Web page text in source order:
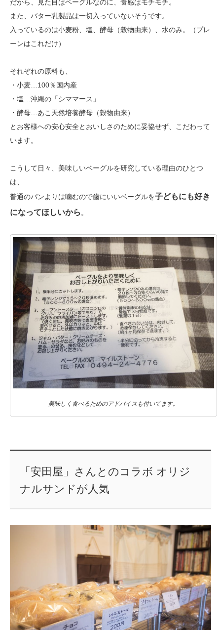
だから、見た目はベーグルなのに、食感はモチモチ。
また、バター乳製品は一切入っていないそうです。
入っているのは小麦粉、塩、酵母（穀物由来）、水のみ。（プレ
ーンはこれだけ）
それぞれの原料も、
・小麦…100％国内産
・塩…沖縄の「シママース」
・酵母…あこ天然培養酵母（穀物由来）
とお客様への安心安全とおいしさのために妥協せず、こだわって
います。
こうして日々、美味しいベーグルを研究している理由のひとつ
は、
普通のパンよりは噛むので歯にいいベーグルを子どもにも好き
になってほしいから。
美味しく食べるためのアドバイスも付いてます。
「安田屋」さんとのコラボ オリジ
ナルサンドが人気